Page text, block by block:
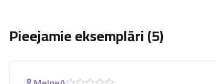
Pieejamie eksemplāri (5)